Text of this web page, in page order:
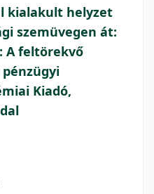
kialakult helyzet
szemüvegen át:
A feltörekvő
Kiadó,